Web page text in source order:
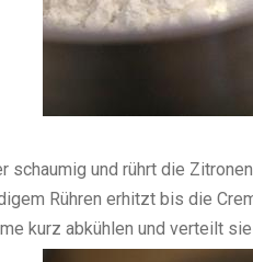
schaumig und rührt die
Rühren erhitzt bis die
kurz abkühlen und verteilt